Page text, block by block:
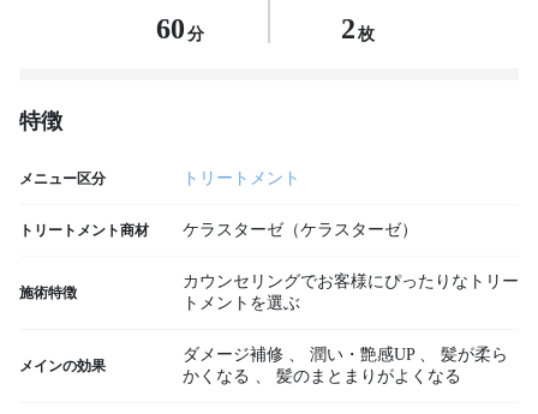
60 分 2 枚
特徴
メニュー区分 トリートメント
トリートメント商材 ケラスターゼ（ケラスターゼ）
施術特徴
カウンセリングでお客様にぴったりなトリー
トメントを選ぶ
メインの効果
ダメージ補修 、 潤い・艶感UP 、
髪が柔ら
かくなる 、 髪のまとまりがよくなる